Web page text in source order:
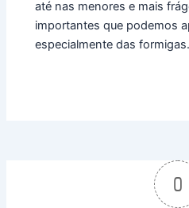
até nas menores e mais
importantes que podemos
especialmente das
0